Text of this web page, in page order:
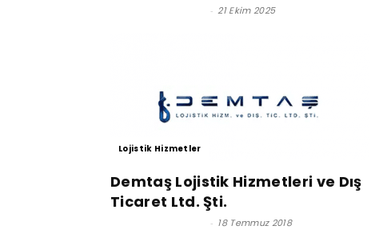
- 21 Ekim 2025
Lojistik Hizmetler
Demtaş Lojistik Hizmetleri ve Dış
Ticaret Ltd. Şti.
- 18 Temmuz 2018